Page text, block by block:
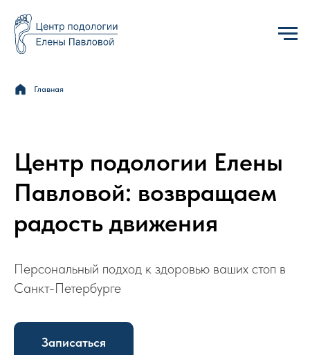
Главная
Центр подологии Елены
Павловой: возвращаем
радость движения
Персональный подход к здоровью ваших стоп в
Санкт-Петербурге
Записаться